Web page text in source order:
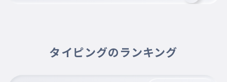
は？
タイピングのランキング